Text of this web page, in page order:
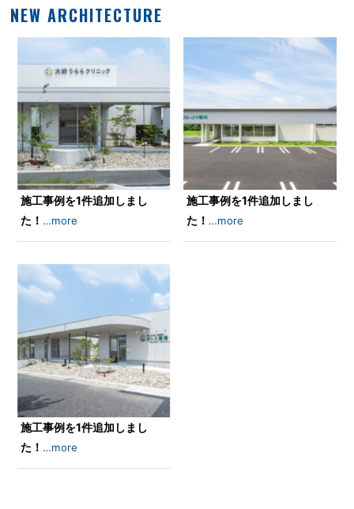
NEW ARCHITECTURE
施工事例を1件追加しまし
た！ …more
施工事例を1件追加しまし
た！ …more
施工事例を1件追加しまし
た！ …more